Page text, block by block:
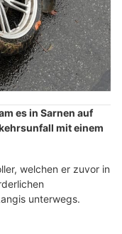
es in Sarnen auf
mit einem
welchen er zuvor in
unterwegs.